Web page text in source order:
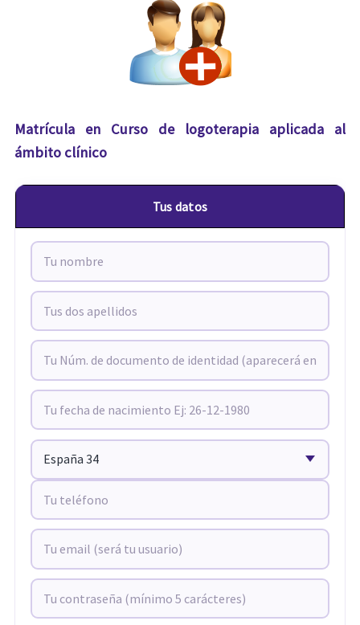
Matrícula en Curso de logoterapia aplicada al
ámbito clínico
Tus datos